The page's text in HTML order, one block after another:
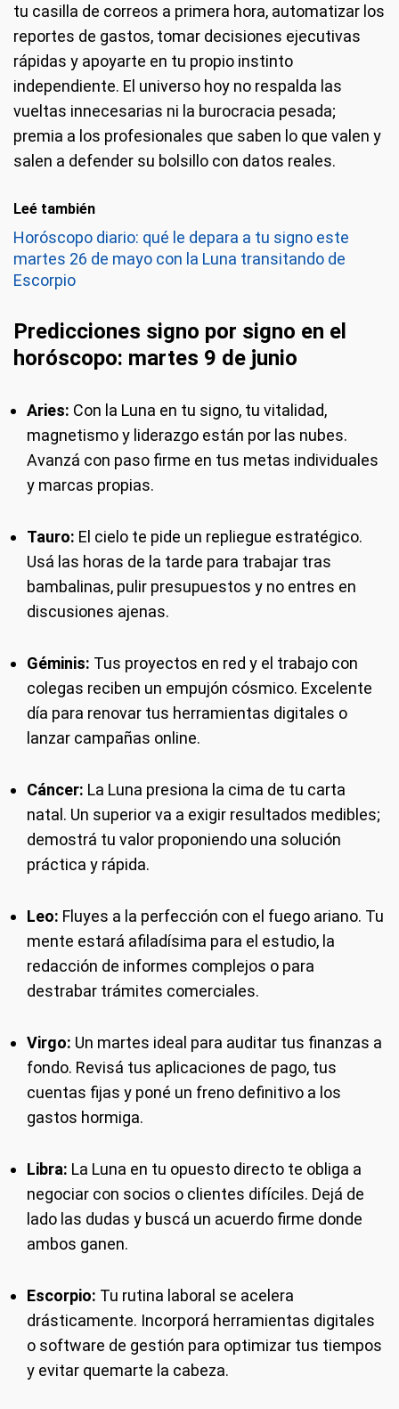
tu casilla de correos a primera hora, automatizar los
reportes de gastos, tomar decisiones ejecutivas
rápidas y apoyarte en tu propio instinto
independiente. El universo hoy no respalda las
vueltas innecesarias ni la burocracia pesada;
premia a los profesionales que saben lo que valen y
salen a defender su bolsillo con datos reales.
Leé también
Horóscopo diario: qué le depara a tu signo este
martes 26 de mayo con la Luna transitando de
Escorpio
Predicciones signo por signo en el
horóscopo: martes 9 de junio
Aries: Con la Luna en tu signo, tu vitalidad,
magnetismo y liderazgo están por las nubes.
Avanzá con paso firme en tus metas individuales
y marcas propias.
Tauro: El cielo te pide un repliegue estratégico.
Usá las horas de la tarde para trabajar tras
bambalinas, pulir presupuestos y no entres en
discusiones ajenas.
Géminis: Tus proyectos en red y el trabajo con
colegas reciben un empujón cósmico. Excelente
día para renovar tus herramientas digitales o
lanzar campañas online.
Cáncer: La Luna presiona la cima de tu carta
natal. Un superior va a exigir resultados medibles;
demostrá tu valor proponiendo una solución
práctica y rápida.
Leo: Fluyes a la perfección con el fuego ariano. Tu
mente estará afiladísima para el estudio, la
redacción de informes complejos o para
destrabar trámites comerciales.
Virgo: Un martes ideal para auditar tus finanzas a
fondo. Revisá tus aplicaciones de pago, tus
cuentas fijas y poné un freno definitivo a los
gastos hormiga.
Libra: La Luna en tu opuesto directo te obliga a
negociar con socios o clientes difíciles. Dejá de
lado las dudas y buscá un acuerdo firme donde
ambos ganen.
Escorpio: Tu rutina laboral se acelera
drásticamente. Incorporá herramientas digitales
o software de gestión para optimizar tus tiempos
y evitar quemarte la cabeza.